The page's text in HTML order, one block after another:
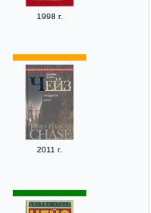
1998 г.
2011 г.